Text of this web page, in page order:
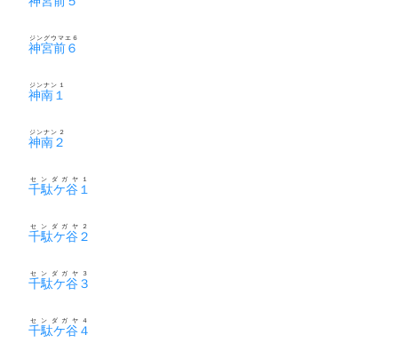
神宮前６
ジングウマエ６
神南１
ジンナン１
神南２
ジンナン２
千駄ケ谷１
センダガヤ１
千駄ケ谷２
センダガヤ２
千駄ケ谷３
センダガヤ３
千駄ケ谷４
センダガヤ４